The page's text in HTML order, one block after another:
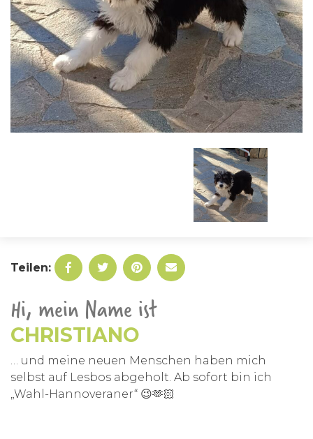
Teilen:
Hi, mein Name ist
CHRISTIANO
… und meine neuen Menschen haben mich
selbst auf Lesbos abgeholt. Ab sofort bin ich
„Wahl-Hannoveraner“ 😉🫶🏻